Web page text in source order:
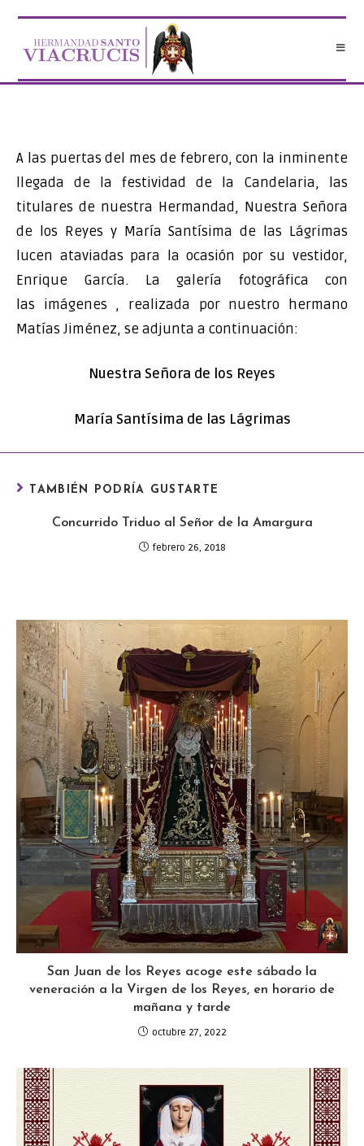
contenido
A las puertas del mes de febrero, con la inminente
llegada de la festividad de la Candelaria, las
titulares de nuestra Hermandad, Nuestra Señora
de los Reyes y María Santísima de las Lágrimas
lucen ataviadas para la ocasión por su vestidor,
Enrique García. La galería fotográfica con
las imágenes , realizada por nuestro hermano
Matías Jiménez, se adjunta a continuación:
Nuestra Señora de los Reyes
María Santísima de las Lágrimas
TAMBIÉN PODRÍA GUSTARTE
Concurrido Triduo al Señor de la Amargura
febrero 26, 2018
San Juan de los Reyes acoge este sábado la
veneración a la Virgen de los Reyes, en horario de
mañana y tarde
octubre 27, 2022